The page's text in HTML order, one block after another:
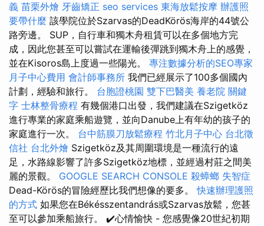
義 苗栗外燴 牙齒矯正 seo services 東海放鬆按摩 辦護照
要帶什麼 該學院位於Szarvas的DeadKörös海岸的44號公
路旁邊。 SUP，自行車和獨木舟租賃可以在多個地方完
成，因此您甚至可以嘗試在運輸後彈跳到獨木舟上的感覺，
並在Kisoros島上度過一些陽光。 專注數據分析的SEO專家
月子中心費用 會計師事務所 我們已經展示了100多個國內
計劃，經驗和旅行。 台胞證桃園 雙下巴醫美 養老院 關鍵
字 士林整骨療程 有幾個港口出發，我們建議在Szigetköz
進行專業的家庭乘船遊覽，並向Danube上有年幼的孩子的
家庭進行一次。 台中筋膜刀放鬆療程 竹北月子中心 台北徵
信社 台北外燴 Szigetköz及其周圍環境是一種流行的遠
足，水路線影響了許多Szigetköz地標，並經過村莊之間美
麗的景觀。 GOOGLE SEARCH CONSOLE 殺蟑螂 失智症
Dead-Körös的冒險經歷比我們想像的要多。快速辦理護照
的方式 如果您在Békésszentandrás或Szarvas放鬆，您甚
至可以參加乘船旅行。 ✔️心情愉快 - 您感覺像20世紀初期